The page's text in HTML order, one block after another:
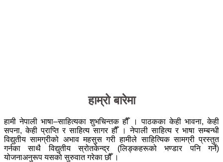
हाम्रो बारेमा
हामी नेपाली भाषा–साहित्यका शुभचिन्तक हौँ । पाठकका केही भावना, केही
सपना, केही प्राप्ति र साहित्य सागर हौँ । नेपाली साहित्य र भाषा सम्बन्धी
विद्युतीय सामग्रीको अभाव महसुस गरी हामीले साहित्यिक सामग्री प्रस्तुत
गर्नका साथै विद्युतीय स्रोतकेन्द्र (लिङ्कहरूको भण्डार पनि गर्ने)
योजनाअनुरूप यसको सुरुवात गरेका छौँ ।